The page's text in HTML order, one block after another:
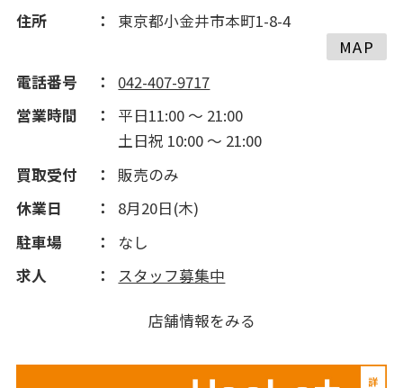
住所
東京都小金井市本町1-8-4
MAP
電話番号
042-407-9717
営業時間
平日11:00 ～ 21:00
土日祝 10:00 ～ 21:00
買取受付
販売のみ
休業日
8月20日(木)
駐車場
なし
求人
スタッフ募集中
店舗情報をみる